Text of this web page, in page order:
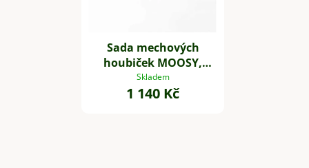
Sada mechových
houbiček MOOSY,
plast, zelená
Skladem
1 140 Kč